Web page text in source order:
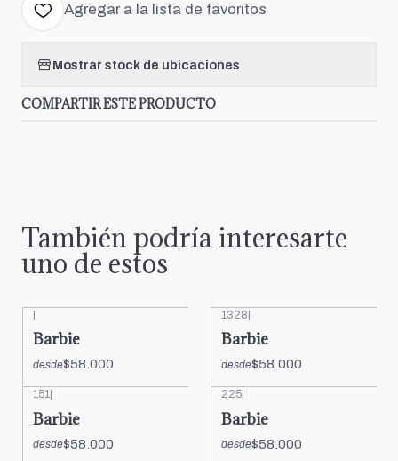
Agregar a la lista de favoritos
Mostrar stock de ubicaciones
COMPARTIR ESTE PRODUCTO
También podría interesarte
uno de estos
Barbie
desde$58.000
1328
Barbie
desde$58.000
151
Barbie
desde$58.000
225
Barbie
desde$58.000